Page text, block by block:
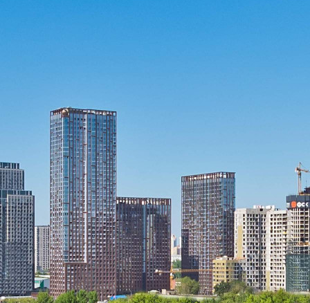
Назначение
Не указано
Размер площади (м2)
Цена за помещение
599 500 руб.
О помещении